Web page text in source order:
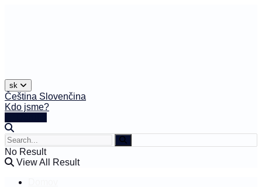
sk
Čeština Slovenčina
Kdo jsme?
No Result
View All Result